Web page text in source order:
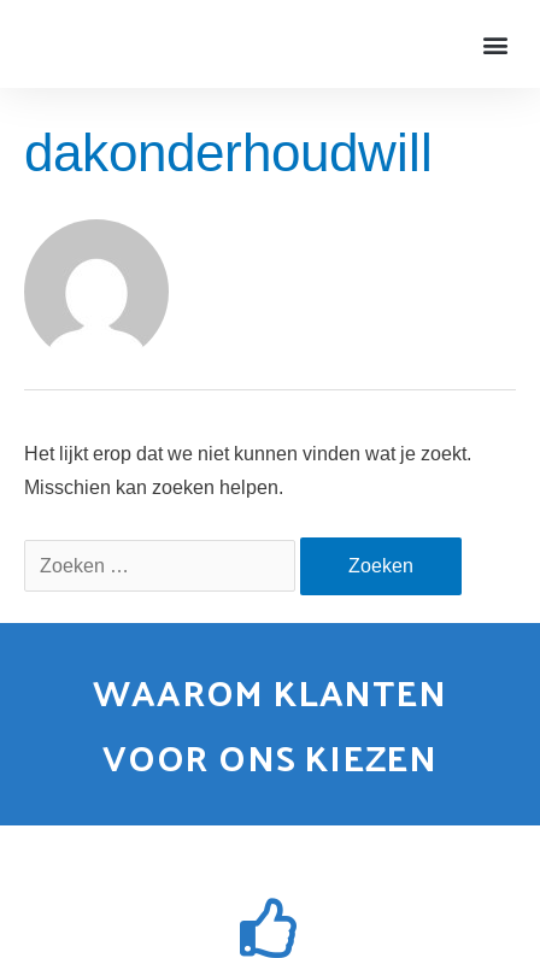
dakonderhoudwill
Het lijkt erop dat we niet kunnen vinden wat je zoekt.
Misschien kan zoeken helpen.
WAAROM KLANTEN
VOOR ONS KIEZEN